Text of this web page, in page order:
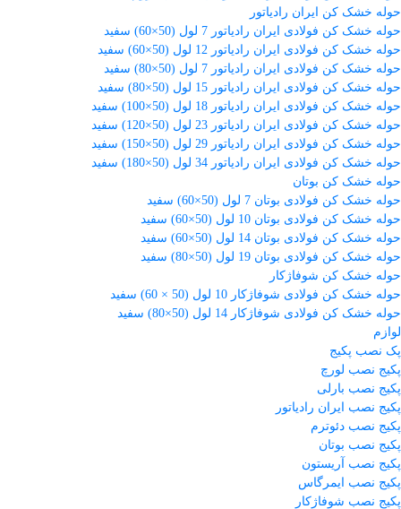
حوله خشک کن ایران رادیاتور
حوله خشک کن فولادی ایران رادیاتور 7 لول (50×60) سفید
حوله خشک کن فولادی ایران رادیاتور 12 لول (50×60) سفید
حوله خشک کن فولادی ایران رادیاتور 7 لول (50×80) سفید
حوله خشک کن فولادی ایران رادیاتور 15 لول (50×80) سفید
حوله خشک کن فولادی ایران رادیاتور 18 لول (50×100) سفید
حوله خشک کن فولادی ایران رادیاتور 23 لول (50×120) سفید
حوله خشک کن فولادی ایران رادیاتور 29 لول (50×150) سفید
حوله خشک کن فولادی ایران رادیاتور 34 لول (50×180) سفید
حوله خشک کن بوتان
حوله خشک کن فولادی بوتان 7 لول (50×60) سفید
حوله خشک کن فولادی بوتان 10 لول (50×60) سفید
حوله خشک کن فولادی بوتان 14 لول (50×60) سفید
حوله خشک کن فولادی بوتان 19 لول (50×80) سفید
حوله خشک کن شوفاژکار
حوله خشک کن فولادی شوفاژکار 10 لول (50 × 60) سفید
حوله خشک کن فولادی شوفاژکار 14 لول (50×80) سفید
لوازم
پک نصب پکیج
پکیج نصب لورچ
پکیج نصب بارلی
پکیج نصب ایران رادیاتور
پکیج نصب دئوترم
پکیج نصب بوتان
پکیج نصب آریستون
پکیج نصب ایمرگاس
پکیج نصب شوفاژکار